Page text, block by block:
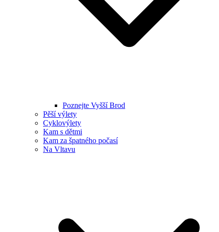
Poznejte Vyšší Brod
Pěší výlety
Cyklovýlety
Kam s dětmi
Kam za špatného počasí
Na Vltavu